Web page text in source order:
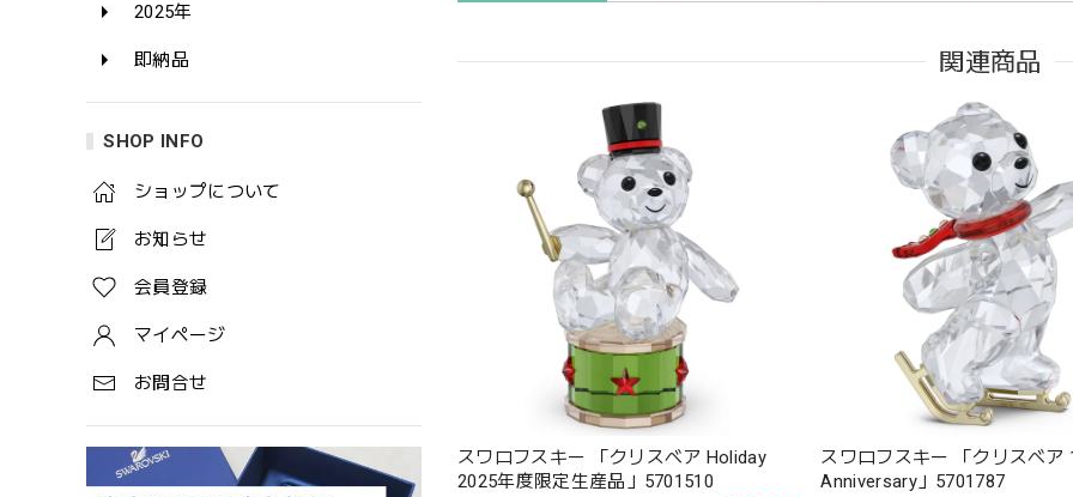
2025年
即納品
SHOP INFO
ショップについて
お知らせ
会員登録
マイページ
お問合せ
関連商品
スワロフスキー 「クリスベア Holiday
2025年度限定生産品」5701510
スワロフスキー 「クリスベア
Anniversary」5701787